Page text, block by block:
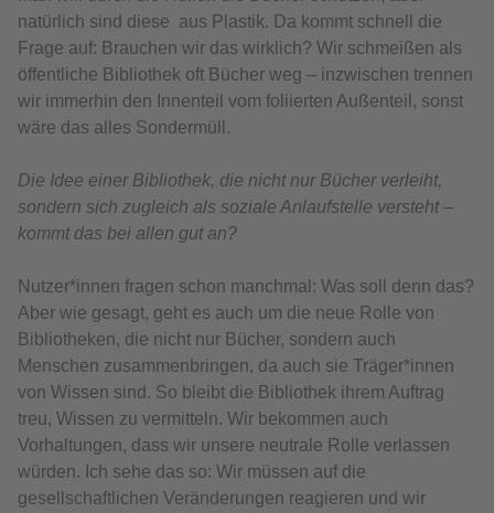
natürlich sind diese aus Plastik. Da kommt schnell die
Frage auf: Brauchen wir das wirklich? Wir schmeißen als
öffentliche Bibliothek oft Bücher weg – inzwischen trennen
wir immerhin den Innenteil vom foliierten Außenteil, sonst
wäre das alles Sondermüll.
Die Idee einer Bibliothek, die nicht nur Bücher verleiht,
sondern sich zugleich als soziale Anlaufstelle versteht –
kommt das bei allen gut an?
Nutzer*innen fragen schon manchmal: Was soll denn das?
Aber wie gesagt, geht es auch um die neue Rolle von
Bibliotheken, die nicht nur Bücher, sondern auch
Menschen zusammenbringen, da auch sie Träger*innen
von Wissen sind. So bleibt die Bibliothek ihrem Auftrag
treu, Wissen zu vermitteln. Wir bekommen auch
Vorhaltungen, dass wir unsere neutrale Rolle verlassen
würden. Ich sehe das so: Wir müssen auf die
gesellschaftlichen Veränderungen reagieren und wir